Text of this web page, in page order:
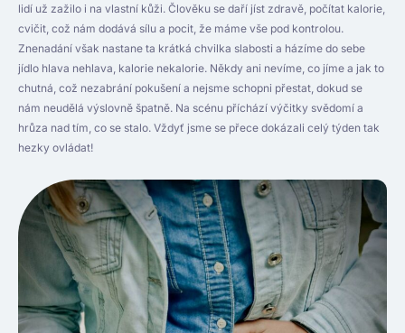
lidí už zažilo i na vlastní kůži. Člověku se daří jíst zdravě, počítat kalorie,
cvičit, což nám dodává sílu a pocit, že máme vše pod kontrolou.
Znenadání však nastane ta krátká chvilka slabosti a házíme do sebe
jídlo hlava nehlava, kalorie nekalorie. Někdy ani nevíme, co jíme a jak to
chutná, což nezabrání pokušení a nejsme schopni přestat, dokud se
nám neudělá výslovně špatně. Na scénu příchází výčitky svědomí a
hrůza nad tím, co se stalo. Vždyť jsme se přece dokázali celý týden tak
hezky ovládat!